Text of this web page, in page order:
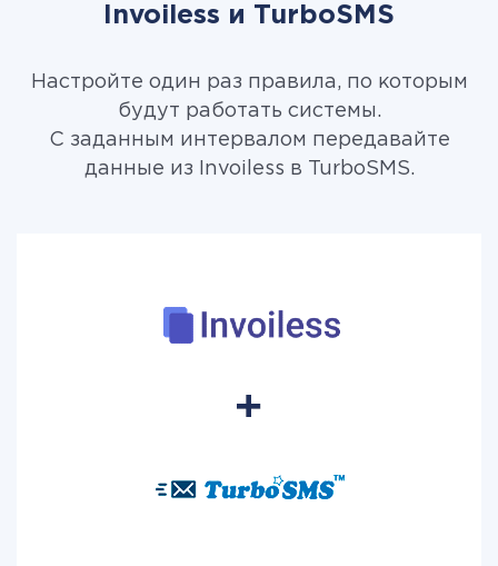
Invoiless и TurboSMS
Настройте один раз правила, по которым
будут работать системы.
С заданным интервалом передавайте
данные из Invoiless в TurboSMS.